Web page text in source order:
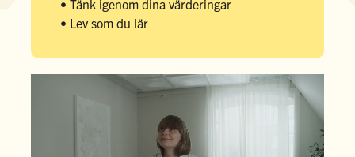
• Tänk igenom dina värderingar
• Lev som du lär